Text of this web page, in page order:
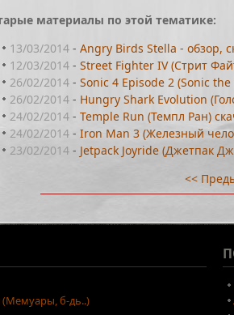
материалы по этой тематике:
13/03/2014 -Angry Birds Stella - обзор,
12/03/2014 -Street Fighter IV (Стрит
26/02/2014 -Sonic 4 Episode 2 (Sonic
26/02/2014 - Hungry Shark Evolution
24/02/2014 -Temple Run (Темпл Ран)
24/02/2014 -Iron Man 3 (Железный
23/02/2014 - Jetpack Joyride (Джетпак
<<
(Мемуары, б-дь..)